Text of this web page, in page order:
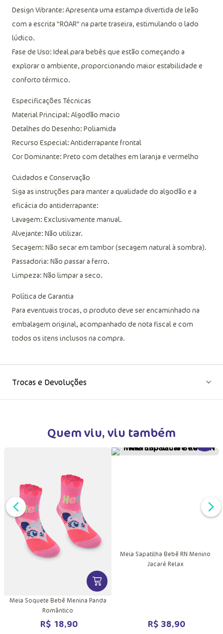
Design Vibrante: Apresenta uma estampa divertida de leão
com a escrita "ROAR" na parte traseira, estimulando o lado
lúdico.
Fase de Uso: Ideal para bebês que estão começando a
explorar o ambiente, proporcionando maior estabilidade e
conforto térmico.
Especificações Técnicas
Material Principal: Algodão macio
Detalhes do Desenho: Poliamida
Recurso Especial: Antiderrapante frontal
Cor Dominante: Preto com detalhes em laranja e vermelho
Cuidados e Conservação
Siga as instruções para manter a qualidade do algodão e a
eficácia do antiderrapante:
Lavagem: Exclusivamente manual.
Alvejante: Não utilizar.
Secagem: Não secar em tambor (secagem natural à sombra).
Passadoria: Não passar a ferro.
Limpeza: Não limpar a seco.
Política de Garantia
Para eventuais trocas, o produto deve ser encaminhado na
embalagem original, acompanhado de nota fiscal e com
todos os itens inclusos na compra.
Trocas e Devoluções
Quem viu, viu também
INFORMAÇÕES DO PRODUTO
VER MAIS INFORMAÇÕES DO
Meia Soquete Bebê Menina Panda
Romântico
R$ 18,90 R$ 38,90